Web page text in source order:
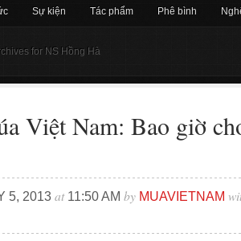
Sự kiện Tác phẩm Phê bình
for NS Hồng Hà
Việt Nam: Bao giờ
5, 2013 at 11:50 AM by MUAVIETNAM